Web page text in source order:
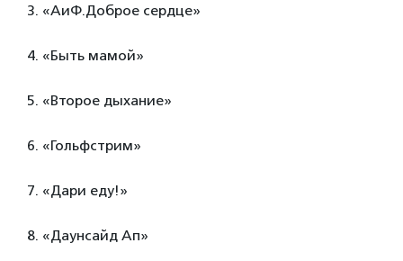
3. «АиФ.Доброе сердце»
4. «Быть мамой»
5. «Второе дыхание»
6. «Гольфстрим»
7. «Дари еду!»
8. «Даунсайд Ап»